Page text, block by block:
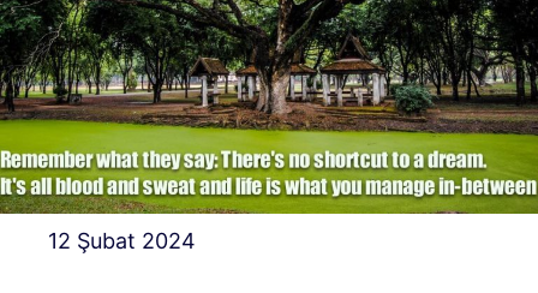
12 Şubat 2024